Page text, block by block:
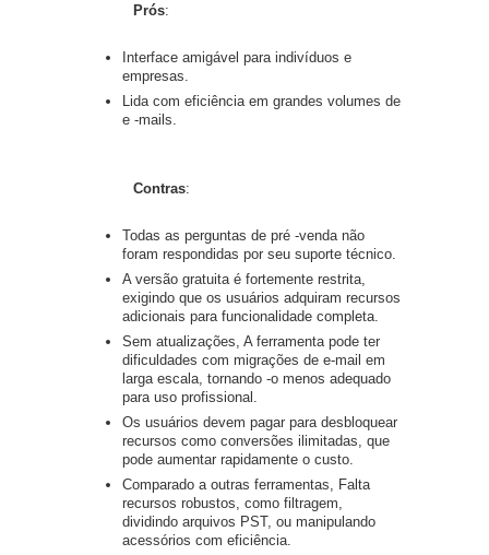
Prós:
Interface amigável para indivíduos e
empresas.
Lida com eficiência em grandes volumes de
e -mails.
Contras:
Todas as perguntas de pré -venda não
foram respondidas por seu suporte técnico.
A versão gratuita é fortemente restrita,
exigindo que os usuários adquiram recursos
adicionais para funcionalidade completa.
Sem atualizações, A ferramenta pode ter
dificuldades com migrações de e-mail em
larga escala, tornando -o menos adequado
para uso profissional.
Os usuários devem pagar para desbloquear
recursos como conversões ilimitadas, que
pode aumentar rapidamente o custo.
Comparado a outras ferramentas, Falta
recursos robustos, como filtragem,
dividindo arquivos PST, ou manipulando
acessórios com eficiência.